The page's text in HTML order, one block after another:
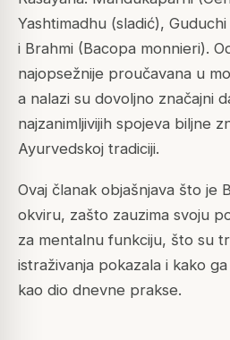
Yashtimadhu (sladić),
i Brahmi (Bacopa monnieri).
najopsežnije proučavana u
a nalazi su dovoljno značajni
najzanimljivijih spojeva biljne
Ayurvedskoj tradiciji.
Ovaj članak objašnjava što je
okviru, zašto zauzima svoju
za mentalnu funkciju, što su
istraživanja pokazala i kako
kao dio dnevne prakse.